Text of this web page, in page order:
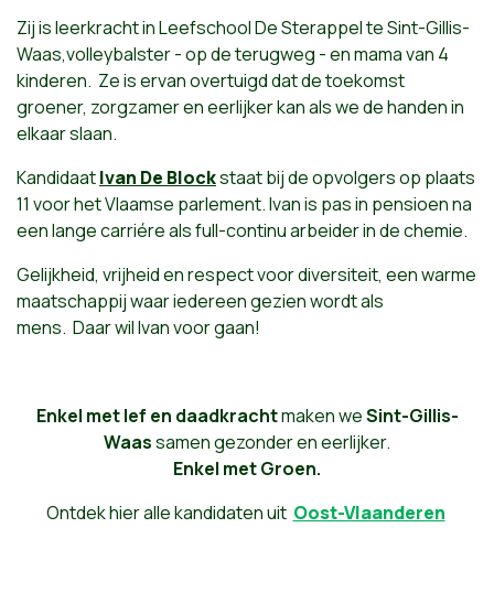
Zij is leerkracht in Leefschool De Sterappel te Sint-Gillis-
Waas,volleybalster - op de terugweg - en mama van 4
kinderen. Ze is ervan overtuigd dat de toekomst
groener, zorgzamer en eerlijker kan als we de handen in
elkaar slaan.
KandidaatIvan De Blockstaat bij de opvolgers op plaats
11 voor het Vlaamse parlement. Ivan is pas in pensioen na
een lange carriére als full-continu arbeider in de chemie.
Gelijkheid, vrijheid en respect voor diversiteit, een warme
maatschappij waar iedereen gezien wordt als
mens. Daar wil Ivan voor gaan!
Enkel met lef en daadkrachtmaken weSint-Gillis-
Waassamen gezonder en eerlijker.
Enkel met Groen.
Ontdek hier alle kandidaten uit Oost-Vlaanderen